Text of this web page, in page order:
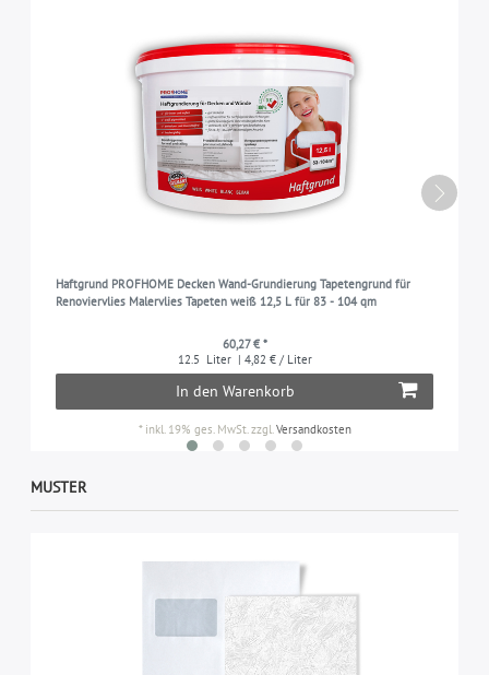
Haftgrund PROFHOME Decken Wand-Grundierung Tapetengrund für
Renoviervlies Malervlies Tapeten weiß 12,5 L für 83 - 104 qm
60,27 € *
12.5 Liter | 4,82 € / Liter
In den Warenkorb
* inkl. 19% ges. MwSt.zzgl.Versandkosten
MUSTER